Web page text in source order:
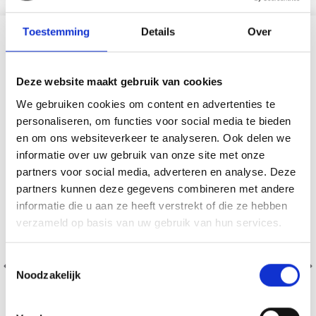
Toestemming Details Over
Deze website maakt gebruik van cookies
We gebruiken cookies om content en advertenties te
personaliseren, om functies voor social media te bieden
en om ons websiteverkeer te analyseren. Ook delen we
informatie over uw gebruik van onze site met onze
partners voor social media, adverteren en analyse. Deze
partners kunnen deze gegevens combineren met andere
informatie die u aan ze heeft verstrekt of die ze hebben
verzameld op basis van uw gebruik van hun services.
Noodzakelijk
VERGELIJKBAAR MET DIT
18% korting